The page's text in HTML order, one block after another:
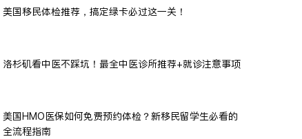
美国移民体检推荐，搞定绿卡必过这一关！
洛杉矶看中医不踩坑！最全中医诊所推荐+就诊注意事项
美国HMO医保如何免费预约体检？新移民留学生必看的
全流程指南